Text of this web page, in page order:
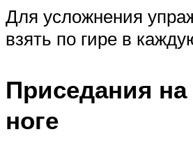
Для усложнения
взять по гире в
Приседания
ноге